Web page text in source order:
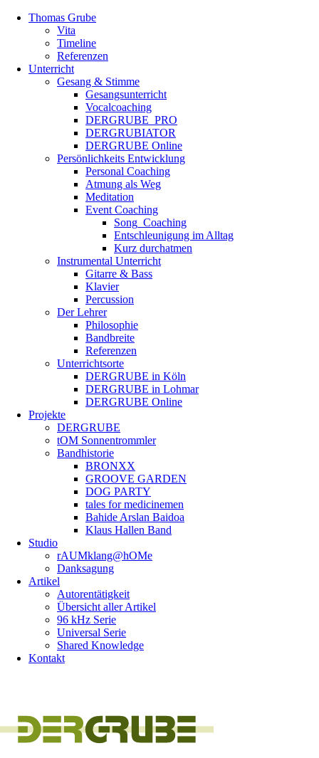
Thomas Grube
Vita
Timeline
Referenzen
Unterricht
Gesang & Stimme
Gesangsunterricht
Vocalcoaching
DERGRUBE_PRO
DERGRUBIATOR
DERGRUBE Online
Persönlichkeits Entwicklung
Personal Coaching
Atmung als Weg
Meditation
Event Coaching
Song_Coaching
Entschleunigung im Alltag
Kurz durchatmen
Instrumental Unterricht
Gitarre & Bass
Klavier
Percussion
Der Lehrer
Philosophie
Bandbreite
Referenzen
Unterrichtsorte
DERGRUBE in Köln
DERGRUBE in Lohmar
DERGRUBE Online
Projekte
DERGRUBE
tOM Sonnentrommler
Bandhistorie
BRONXX
GROOVE GARDEN
DOG PARTY
tales for medicinemen
Bahide Arslan Baidoa
Klaus Hallen Band
Studio
rAUMklang@hOMe
Danksagung
Artikel
Autorentätigkeit
Übersicht aller Artikel
96 kHz Serie
Universal Serie
Shared Knowledge
Kontakt